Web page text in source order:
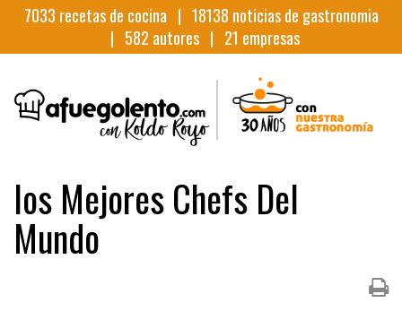
7033 recetas de cocina | 18138 noticias de gastronomia
| 582 autores | 21 empresas
los Mejores Chefs Del
Mundo